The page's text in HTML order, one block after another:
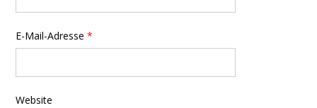
E-Mail-Adresse *
Website